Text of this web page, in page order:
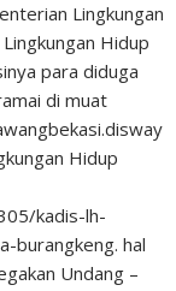
Lingkungan
Hidup
para diduga
di muat
Hidup
kadis-lh-
burangkeng. hal
Undang –